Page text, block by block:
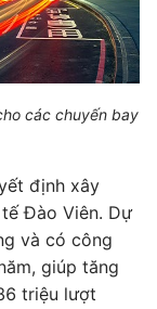
các chuyến bay
định xây
Đào Viên. Dự
và có công
giúp tăng
triệu lượt